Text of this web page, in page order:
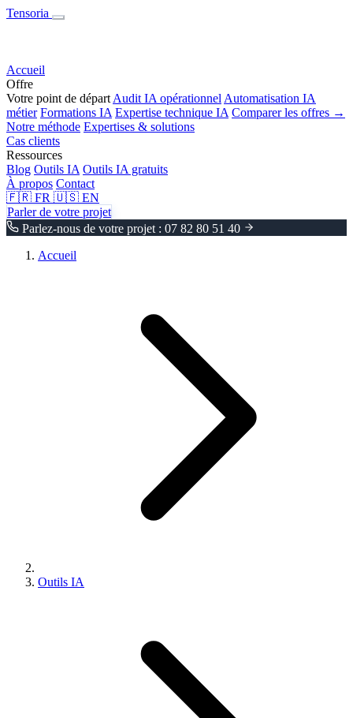
Tensoria
Accueil
Offre
Votre point de départ Audit IA opérationnel Automatisation IA
métier Formations IA Expertise technique IA Comparer les offres →
Notre méthode Expertises & solutions
Cas clients
Ressources
Blog Outils IA Outils IA gratuits
À propos Contact
🇫🇷 FR 🇺🇸 EN
Parler de votre projet
Parlez-nous de votre projet : 07 82 80 51 40
Accueil
Outils IA